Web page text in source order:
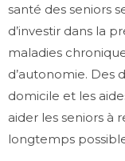
santé des seniors
d’investir dans la
maladies
d’autonomie. Des
domicile et les
aider les seniors à
longtemps